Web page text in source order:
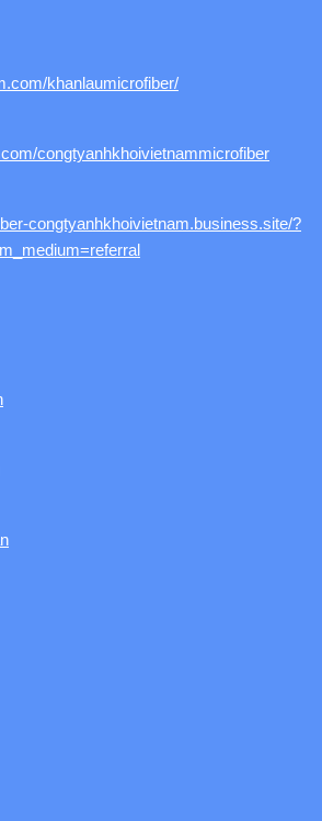
khanlaumicrofiber/
congtyanhkhoivietnammicrofiber
congtyanhkhoivietnam.business.site/?